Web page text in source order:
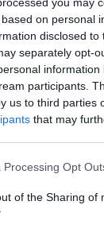
on personal
disclosed
separately opt-
participants.
us to third parties
that may
Processing Opt
of the Sharing of